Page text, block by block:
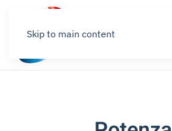
Skip to main content